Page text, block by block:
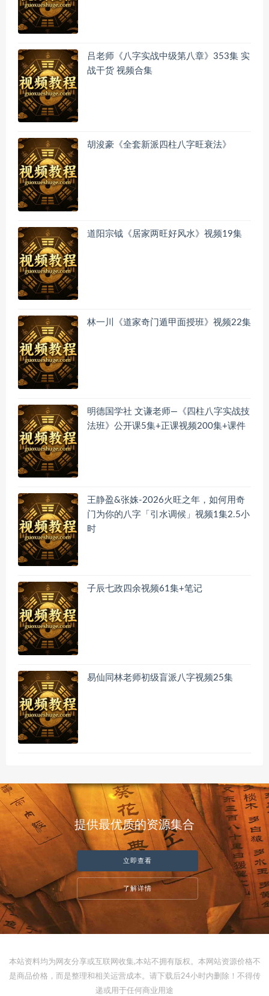
吕老师《八字实战中级第八章》353集 实
战干货 视频合集
胡浚豪《全套新派四柱八字旺衰法》
道阳宗钺《居家两旺好风水》视频19集
林一川《道家奇门遁甲面授班》视频22集
明德国学社 文谦老师—《四柱八字实战技
法班》公开课5集+正课视频200集+课件
王静盈&张姝-2026火旺之年，如何用奇
门为你的八字「引水调候」视频1集2.5小
时
子辰七政四余视频61集+笔记
易仙同林老师初级盲派八字视频25集
提供最优质的资源集合
立即查看
了解详情
本站资料均为网友分享或互联网收集,本站不拥有版权。本网站资源价格不
是商品价格，而是整理和相关运营成本。请下载后24小时内删除！不得传
递或用于任何商业用途